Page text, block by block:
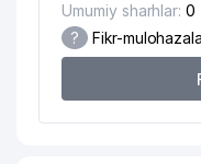
Umumiy sharhlar: 0
? Fikr-